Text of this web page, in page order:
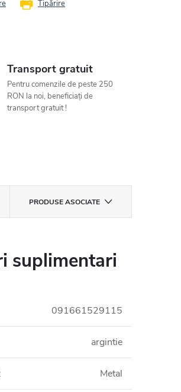
Tipărire
Transport gratuit
Pentru comenzile de peste 250
RON la noi, beneficiați de
transport gratuit !
PRODUSE ASOCIATE
suplimentari
091661529115
argintie
: Metal